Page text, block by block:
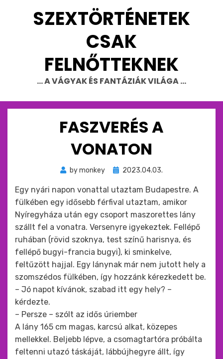
SZEXTÖRTÉNETEK
CSAK
FELNŐTTEKNEK
… A VÁGYAK ÉS FANTÁZIÁK VILÁGA …
FASZVERÉS A
VONATON
bymonkey
Beküldve
:
2023.04.03.
Egy nyári napon vonattal utaztam Budapestre. A
fülkében egy idősebb férfival utaztam, amikor
Nyíregyháza után egy csoport maszorettes lány
szállt fel a vonatra. Versenyre igyekeztek. Fellépő
ruhában (rövid szoknya, test színű harisnya, és
fellépő bugyi-francia bugyi), ki sminkelve,
feltűzött hajjal. Egy lánynak már nem jutott hely a
szomszédos fülkében, így hozzánk kérezkedett be.
– Jó napot kívánok, szabad itt egy hely? –
kérdezte.
– Persze – szólt az idős úriember
A lány 165 cm magas, karcsú alkat, közepes
mellekkel. Beljebb lépve, a csomagtartóra próbálta
feltenni utazó táskáját, lábbújhegyre állt, így